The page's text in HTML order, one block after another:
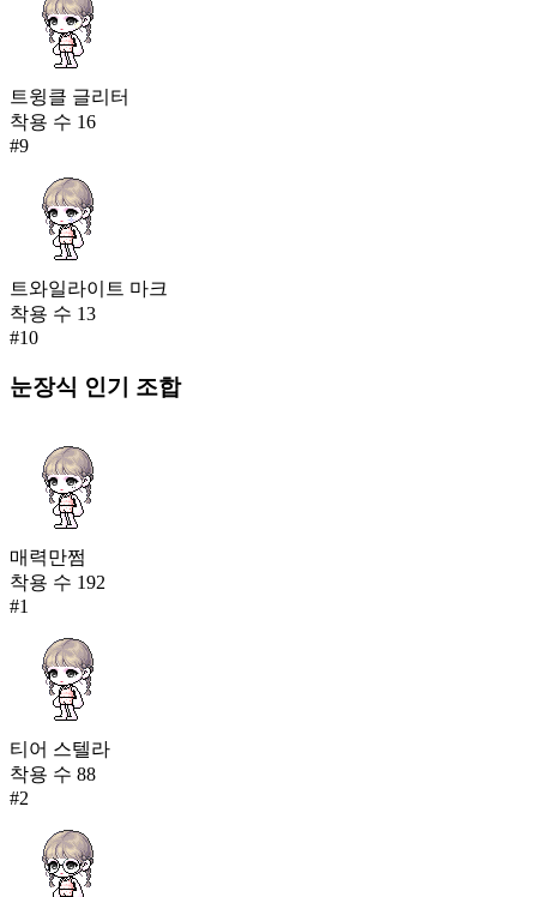
트윙클 글리터
착용 수 16
#9
트와일라이트 마크
착용 수 13
#10
눈장식 인기 조합
매력만쩜
착용 수 192
#1
티어 스텔라
착용 수 88
#2